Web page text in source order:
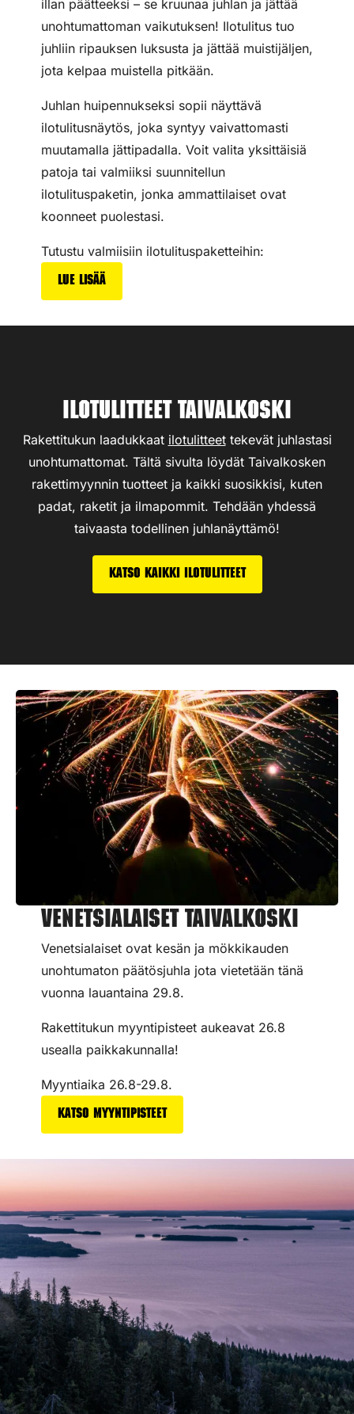
illan päätteeksi – se kruunaa juhlan ja jättää
unohtumattoman vaikutuksen! Ilotulitus tuo
juhliin ripauksen luksusta ja jättää muistijäljen,
jota kelpaa muistella pitkään.
Juhlan huipennukseksi sopii näyttävä
ilotulitusnäytös, joka syntyy vaivattomasti
muutamalla jättipadalla. Voit valita yksittäisiä
patoja tai valmiiksi suunnitellun
ilotulituspaketin, jonka ammattilaiset ovat
koonneet puolestasi.
Tutustu valmiisiin ilotulituspaketteihin:
Lue lisää
Ilotulitteet Taivalkoski
Rakettitukun laadukkaat ilotulitteettekevät juhlastasi
unohtumattomat. Tältä sivulta löydät Taivalkosken
rakettimyynnin tuotteet ja kaikki suosikkisi, kuten
padat, raketit ja ilmapommit. Tehdään yhdessä
taivaasta todellinen juhlanäyttämö!
Katso kaikki ilotulitteet
Venetsialaiset Taivalkoski
Venetsialaiset ovat kesän ja mökkikauden
unohtumaton päätösjuhla jota vietetään tänä
vuonna lauantaina 29.8.
Rakettitukun myyntipisteet aukeavat 26.8
usealla paikkakunnalla!
Myyntiaika 26.8-29.8.
Katso myyntipisteet